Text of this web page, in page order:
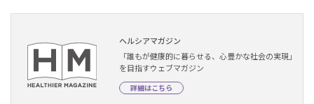
ヘルシアマガジン
「誰もが健康的に暮らせる、心豊かな社会の実現」
を目指すウェブマガジン
詳細はこちら